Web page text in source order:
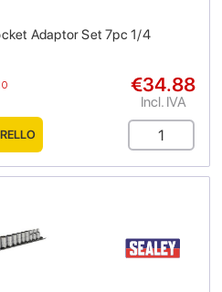
Adaptor Set 7pc 1/4
€34.88
Incl. IVA